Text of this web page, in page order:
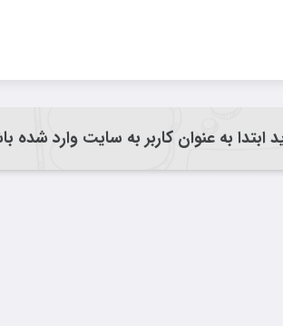
ابتدا به عنوان کاربر به سایت وارد شده